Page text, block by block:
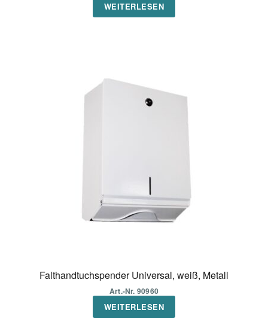
WEITERLESEN
Falthandtuchspender Universal, weiß, Metall
Art.-Nr. 90960
WEITERLESEN